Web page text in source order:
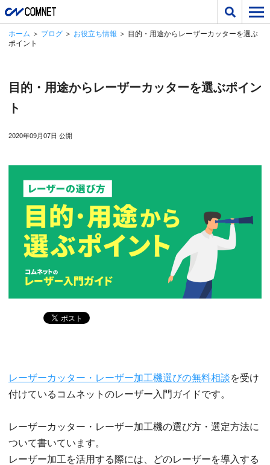
ホーム ＞ ブログ ＞ お役立ち情報 ＞ 目的・用途からレーザーカッターを選ぶ
ポイント
目的・用途からレーザーカッターを選ぶポイン
ト
2020年09月07日 公開
レーザーカッター・レーザー加工機選びの無料相談を受け
付けているコムネットのレーザー入門ガイドです。
レーザーカッター・レーザー加工機の選び方・選定方法に
ついて書いています。
レーザー加工を活用する際には、どのレーザーを導入する